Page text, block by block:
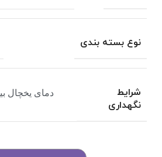
نوع بسته بندی
شرایط
نگهداری